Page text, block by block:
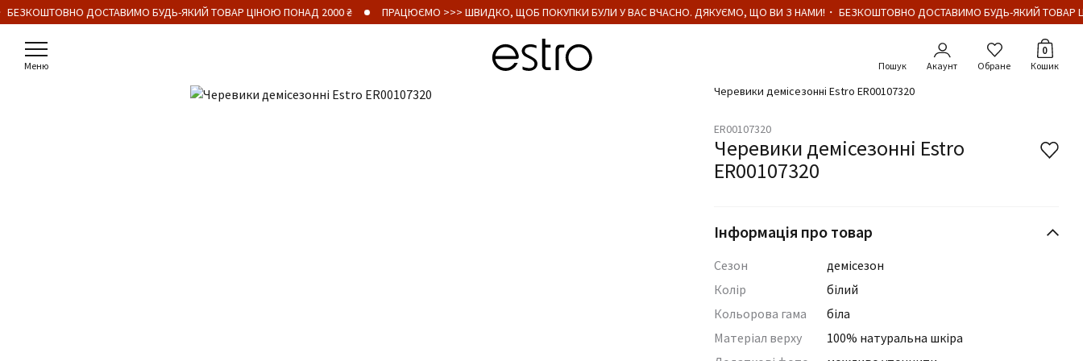
ДОСТАВИМО БУДЬ-ЯКИЙ ТОВАР ЦІНОЮ ПОНАД 2000 ₴ ПРАЦЮЄМО >>> ШВИДКО, ЩОБ ПОКУПКИ БУЛИ У ВАС ВЧАСНО. ДЯКУЄМО, ЩО ВИ З НАМИ!・ БЕЗКОШТОВНО ДОСТАВИМО БУДЬ-ЯКИЙ ТОВАР
Меню Акаунт Обране
0
Кошик
Черевики демісезонні Estro ER00107320
ER00107320
Черевики демісезонні Estro
ER00107320
Інформація про товар
Сезон
демісезон
Колір
білий
Кольорова гама
біла
Матеріал верху
100% натуральна шкіра